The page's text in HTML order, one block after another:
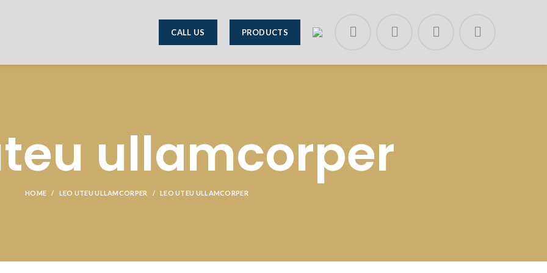
CALL US PRODUCTS
ullamcorper
HOME LEO UTEU ULLAMCORPER LEO UTEU ULLAMCORPER